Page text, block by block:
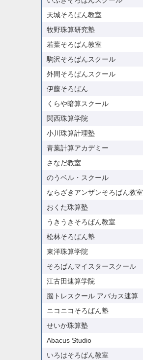
天城そろばん教室
牧野珠算研究塾
若葉そろばん教室
駒沢そろばんスクール
外間そろばんスクール
伊藤そろばん
くらや暗算スクール
関西珠算学院
小川珠算計理塾
青葉計算アカデミー
さなだ教室
のうベル・スクール
ならざきアンザンそろばん教室
おくた珠算塾
うきうきそろばん教室
松林そろばん塾
東洋珠算学院
そろばんマイスタースクール
江古田速算学院
脳トレスクール アバカス速算
ニコニコそろばん塾
せいか珠算塾
Abacus Studio
いろはそろばん教室